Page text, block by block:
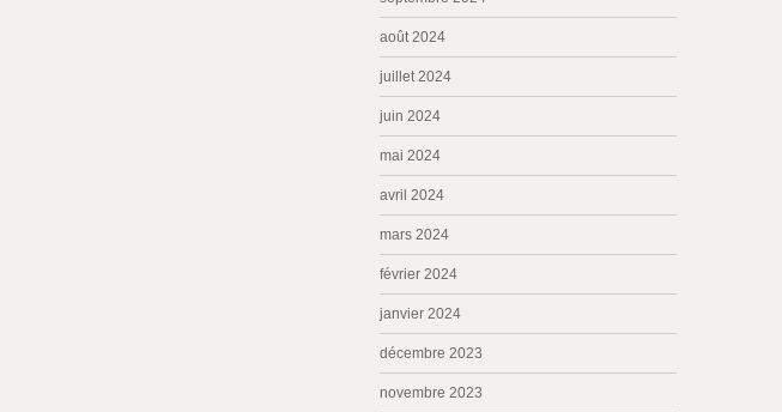
août 2024
juillet 2024
juin 2024
mai 2024
avril 2024
mars 2024
février 2024
janvier 2024
décembre 2023
novembre 2023